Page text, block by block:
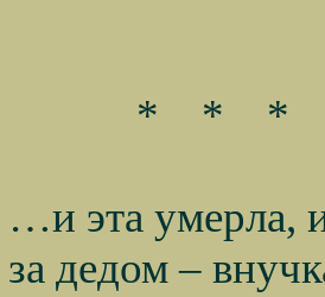
* * *
…и эта умерла,
за дедом –